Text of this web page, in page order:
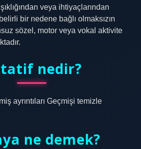
veya ihtiyaçlarından
bir nedene bağlı olmaksızın
sözel, motor veya vokal aktivite
nedir?
ayrıntıları Geçmişi temizle
ne demek?